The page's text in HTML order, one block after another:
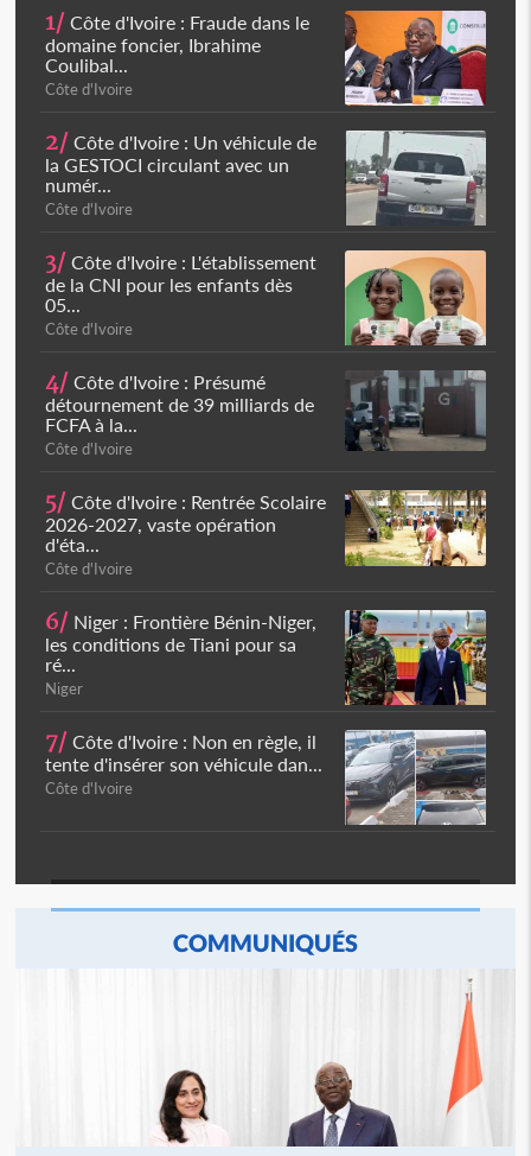
1/ Côte d'Ivoire : Fraude dans le
domaine foncier, Ibrahime
Coulibal...
Côte d'Ivoire
2/ Côte d'Ivoire : Un véhicule de
la GESTOCI circulant avec un
numér...
Côte d'Ivoire
3/ Côte d'Ivoire : L'établissement
de la CNI pour les enfants dès
05...
Côte d'Ivoire
4/ Côte d'Ivoire : Présumé
détournement de 39 milliards de
FCFA à la...
Côte d'Ivoire
5/ Côte d'Ivoire : Rentrée Scolaire
2026-2027, vaste opération
d'éta...
Côte d'Ivoire
6/ Niger : Frontière Bénin-Niger,
les conditions de Tiani pour sa
ré...
Niger
7/ Côte d'Ivoire : Non en règle, il
tente d'insérer son véhicule dan...
Côte d'Ivoire
COMMUNIQUÉS